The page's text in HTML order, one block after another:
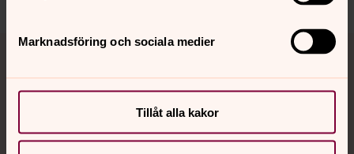
Marknadsföring och sociala medier
Tillåt alla kakor
Tillbaka till toppen
Tillbaka till innehållet